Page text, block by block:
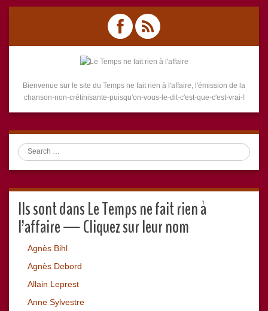
Bienvenue sur le site du Temps ne fait rien à l'affaire, l'émission de la
chanson-non-crétinisante-puisqu'on-vous-le-dit-c'est-que-c'est-vrai-!
Search
Ils sont dans Le Temps ne fait rien à
l’affaire — Cliquez sur leur nom
Agnès Bihl
Agnès Debord
Allain Leprest
Anne Sylvestre